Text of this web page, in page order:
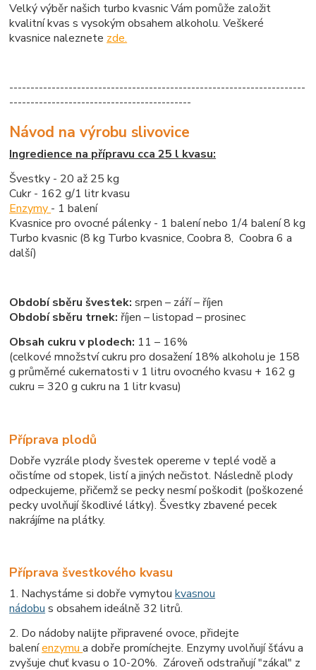
Velký výběr našich turbo kvasnic Vám pomůže založit
kvalitní kvas s vysokým obsahem alkoholu. Veškeré
kvasnice naleznete zde.
----------------------------------------------------------------------
-------------------------------------------
Návod na výrobu slivovice
Ingredience na přípravu cca 25 l kvasu:
Švestky - 20 až 25 kg
Cukr - 162 g/1 litr kvasu
Enzymy- 1 balení
Kvasnice pro ovocné pálenky - 1 balení nebo 1/4 balení 8 kg
Turbo kvasnic (8 kg Turbo kvasnice, Coobra 8, Coobra 6 a
další)
Období sběru švestek: srpen – září – říjen
Období sběru trnek: říjen – listopad – prosinec
Obsah cukru v plodech: 11 – 16%
(celkové množství cukru pro dosažení 18% alkoholu je 158
g průměrné cukernatosti v 1 litru ovocného kvasu + 162 g
cukru = 320 g cukru na 1 litr kvasu)
Příprava plodů
Dobře vyzrále plody švestek opereme v teplé vodě a
očistíme od stopek, listí a jiných nečistot. Následně plody
odpeckujeme, přičemž se pecky nesmí poškodit (poškozené
pecky uvolňují škodlivé látky). Švestky zbavené pecek
nakrájíme na plátky.
Příprava švestkového kvasu
1. Nachystáme si dobře vymytoukvasnou
nádobu s obsahem ideálně 32 litrů.
2. Do nádoby nalijte připravené ovoce, přidejte
baleníenzymua dobře promíchejte. Enzymy uvolňují šťávu a
zvyšuje chuť kvasu o 10-20%. Zároveň odstraňují "zákal" z